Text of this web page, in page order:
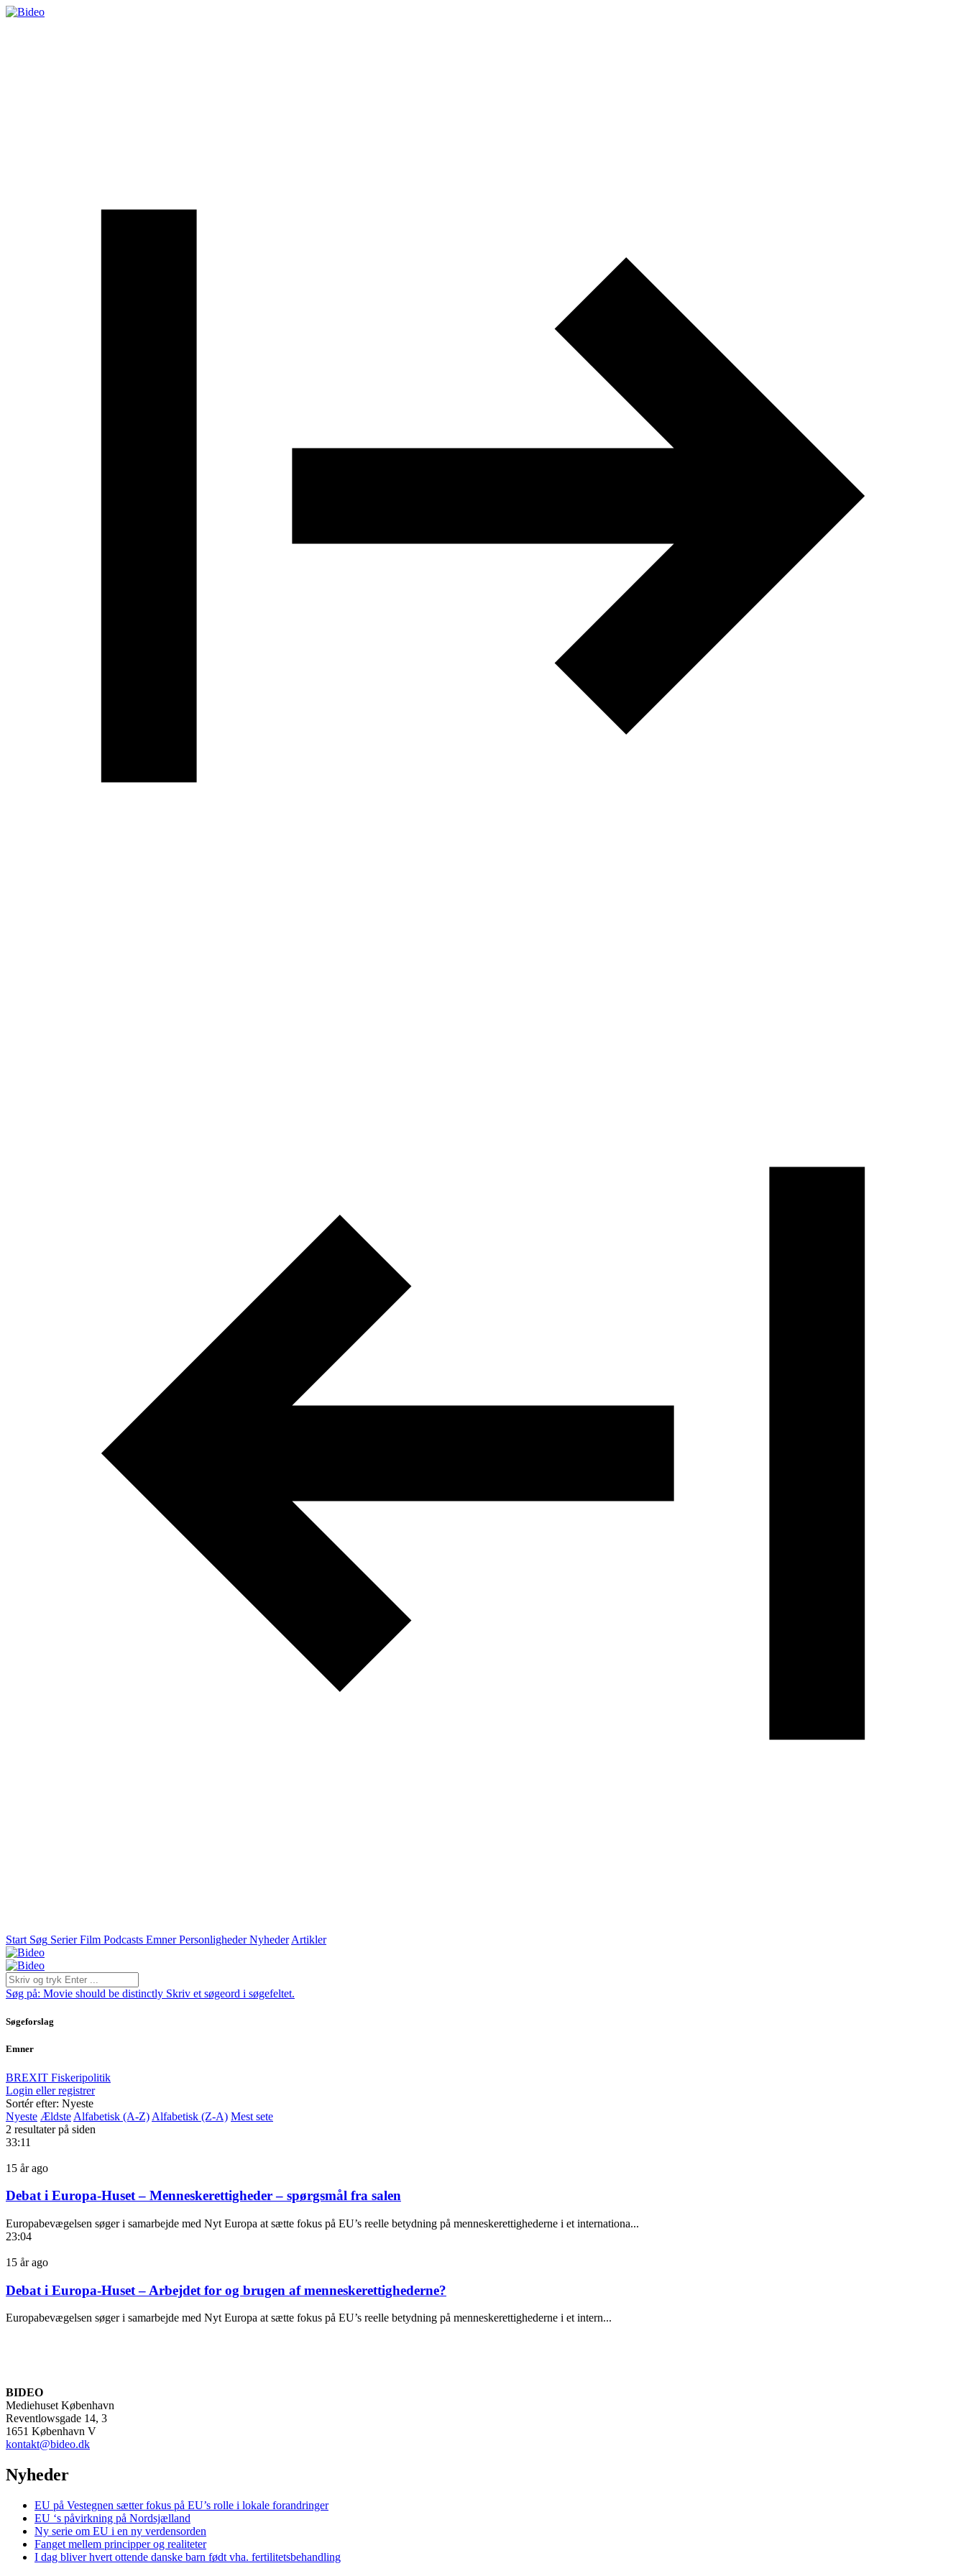
Start Søg Serier Film Podcasts Emner Personligheder Nyheder Artikler
Søg på: Movie should be distinctly Skriv et søgeord i søgefeltet.
Søgeforslag
Emner
BREXIT Fiskeripolitik
Login eller registrer
Sortér efter: Nyeste
Nyeste Ældste Alfabetisk (A-Z) Alfabetisk (Z-A) Mest sete
2 resultater på siden
33:11
15 år ago
Debat i Europa-Huset – Menneskerettigheder – spørgsmål fra salen
Europabevægelsen søger i samarbejde med Nyt Europa at sætte fokus på EU’s reelle betydning på menneskerettighederne i et internationa...
23:04
15 år ago
Debat i Europa-Huset – Arbejdet for og brugen af menneskerettighederne?
Europabevægelsen søger i samarbejde med Nyt Europa at sætte fokus på EU’s reelle betydning på menneskerettighederne i et intern...
BIDEO
Mediehuset København
Reventlowsgade 14, 3
1651 København V
kontakt@bideo.dk
Nyheder
EU på Vestegnen sætter fokus på EU’s rolle i lokale forandringer
EU ‘s påvirkning på Nordsjælland
Ny serie om EU i en ny verdensorden
Fanget mellem principper og realiteter
I dag bliver hvert ottende danske barn født vha. fertilitetsbehandling